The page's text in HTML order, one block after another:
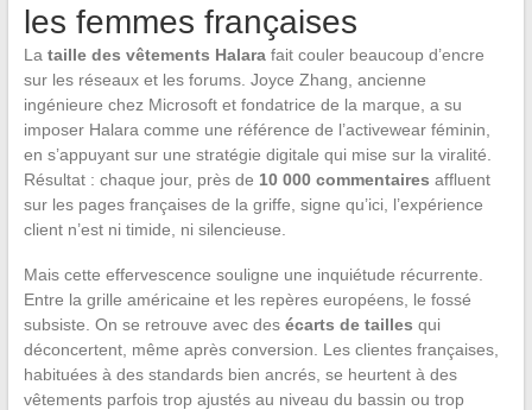
les femmes françaises
La taille des vêtements Halarafait couler beaucoup d’encre
sur les réseaux et les forums. Joyce Zhang, ancienne
ingénieure chez Microsoft et fondatrice de la marque, a su
imposer Halara comme une référence de l’activewear féminin,
en s’appuyant sur une stratégie digitale qui mise sur la viralité.
Résultat : chaque jour, près de 10 000 commentaires affluent
sur les pages françaises de la griffe, signe qu’ici, l’expérience
client n’est ni timide, ni silencieuse.
Mais cette effervescence souligne une inquiétude récurrente.
Entre la grille américaine et les repères européens, le fossé
subsiste. On se retrouve avec des écarts de tailles qui
déconcertent, même après conversion. Les clientes françaises,
habituées à des standards bien ancrés, se heurtent à des
vêtements parfois trop ajustés au niveau du bassin ou trop